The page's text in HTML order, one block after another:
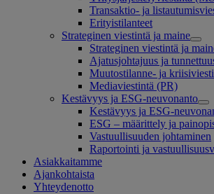
Transaktio- ja
Erityistilanteet
Strateginen viestintä ja maine
Strateginen viestintä ja
Ajatusjohtajuus ja
Muutostilanne- ja
Mediaviestintä (PR)
Kestävyys ja ESG-neuvonanto
Kestävyys ja ESG-
ESG – määrittely ja
Vastuullisuuden johtaminen
Raportointi ja
Asiakkaitamme
Ajankohtaista
Yhteydenotto